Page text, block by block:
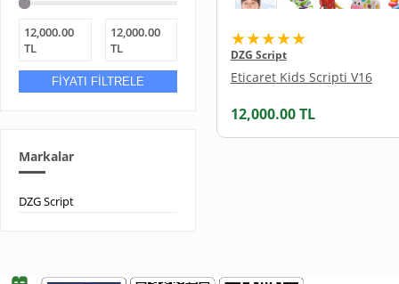
12,000.00
TL
12,000.00
TL
FİYATI FİLTRELE
Markalar
DZG Script
★★★★★
DZG Script
Eticaret Kids Scripti V16
12,000.00TL